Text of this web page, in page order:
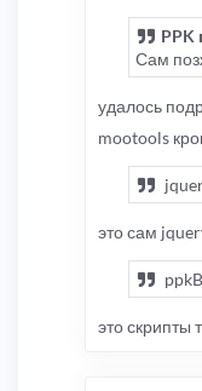
PPK
Сам
удалось
mootools
это сам
это скрипты